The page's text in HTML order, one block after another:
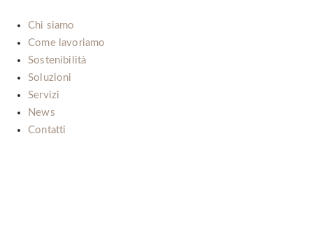
Chi siamo
Come lavoriamo
Sostenibilità
Soluzioni
Servizi
News
Contatti